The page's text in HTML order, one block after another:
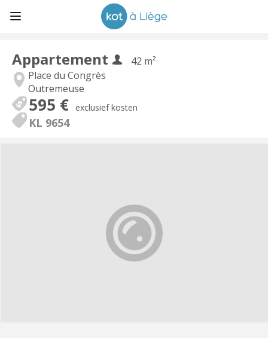
Appartement
42 m²
Place du Congrès
Outremeuse
595 € exclusief kosten
KL 9654